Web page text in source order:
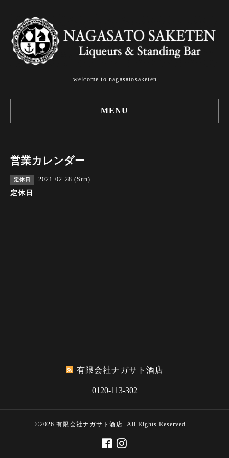
welcome to nagasatosaketen.
MENU
営業カレンダー
定休日 2021-02-28 (Sun)
定休日
有限会社ナガサト酒店
0120-113-302
©2026 有限会社ナガサト酒店. All Rights Reserved.